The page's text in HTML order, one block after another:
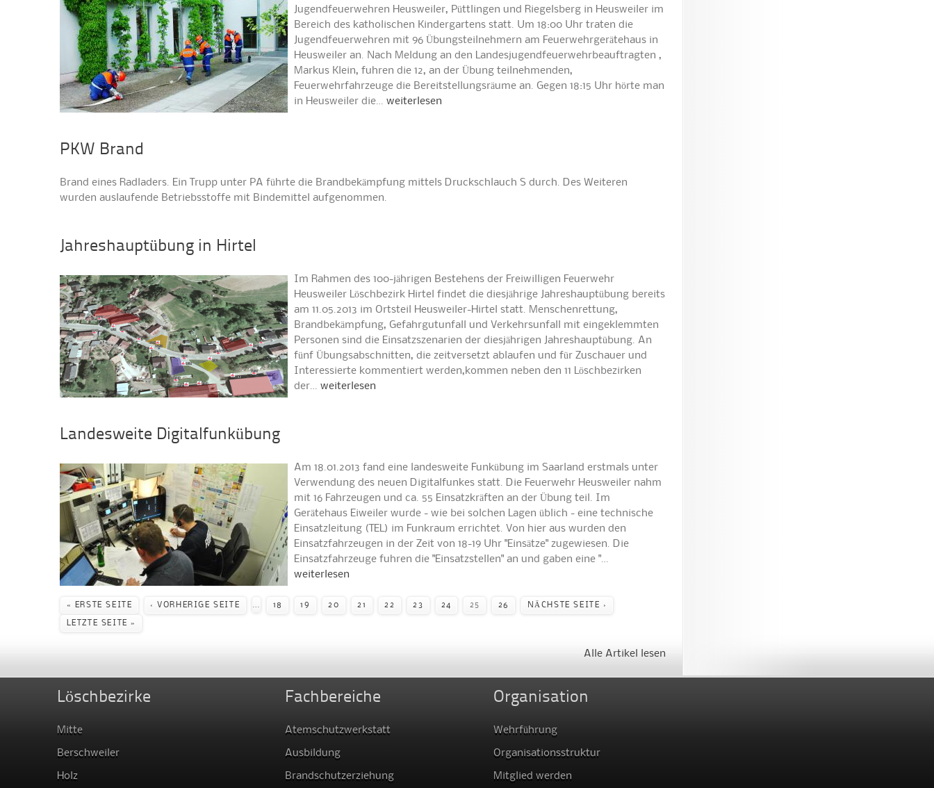
Jugendfeuerwehren Heusweiler, Püttlingen und Riegelsberg in Heusweiler im
Bereich des katholischen Kindergartens statt. Um 18:00 Uhr traten die
Jugendfeuerwehren mit 96 Übungsteilnehmern am Feuerwehrgerätehaus in
Heusweiler an. Nach Meldung an den Landesjugendfeuerwehrbeauftragten ,
Markus Klein, fuhren die 12, an der Übung teilnehmenden,
Feuerwehrfahrzeuge die Bereitstellungsräume an. Gegen 18:15 Uhr hörte man
in Heusweiler die… weiterlesen
PKW Brand
Brand eines Radladers. Ein Trupp unter PA führte die Brandbekämpfung mittels Druckschlauch S durch. Des Weiteren
wurden auslaufende Betriebsstoffe mit Bindemittel aufgenommen.
Jahreshauptübung in Hirtel
Im Rahmen des 100-jährigen Bestehens der Freiwilligen Feuerwehr
Heusweiler Löschbezirk Hirtel findet die diesjährige Jahreshauptübung bereits
am 11.05.2013 im Ortsteil Heusweiler-Hirtel statt. Menschenrettung,
Brandbekämpfung, Gefahrgutunfall und Verkehrsunfall mit eingeklemmten
Personen sind die Einsatzszenarien der diesjährigen Jahreshauptübung. An
fünf Übungsabschnitten, die zeitversetzt ablaufen und für Zuschauer und
Interessierte kommentiert werden,kommen neben den 11 Löschbezirken
der… weiterlesen
Landesweite Digitalfunkübung
Am 18.01.2013 fand eine landesweite Funkübung im Saarland erstmals unter
Verwendung des neuen Digitalfunkes statt. Die Feuerwehr Heusweiler nahm
mit 16 Fahrzeugen und ca. 55 Einsatzkräften an der Übung teil. Im
Gerätehaus Eiweiler wurde - wie bei solchen Lagen üblich - eine technische
Einsatzleitung (TEL) im Funkraum errichtet. Von hier aus wurden den
Einsatzfahrzeugen in der Zeit von 18-19 Uhr "Einsätze" zugewiesen. Die
Einsatzfahrzeuge fuhren die "Einsatzstellen" an und gaben eine "…
weiterlesen
Seiten
« ERSTE SEITE ‹ VORHERIGE SEITE 18 19 20 21 22 23 24 25 26 NÄCHSTE SEITE ›
LETZTE SEITE »
Alle Artikel lesen
Löschbezirke
Mitte
Berschweiler
Holz
Fachbereiche
Atemschutzwerkstatt
Ausbildung
Brandschutzerziehung
Organisation
Wehrführung
Organisationsstruktur
Mitglied werden